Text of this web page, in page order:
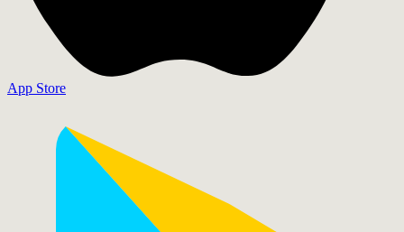
App Store